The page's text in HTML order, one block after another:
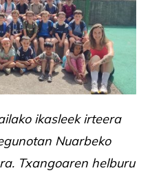
ikasleek irteera
Nuarbeko
Txangoaren helburu